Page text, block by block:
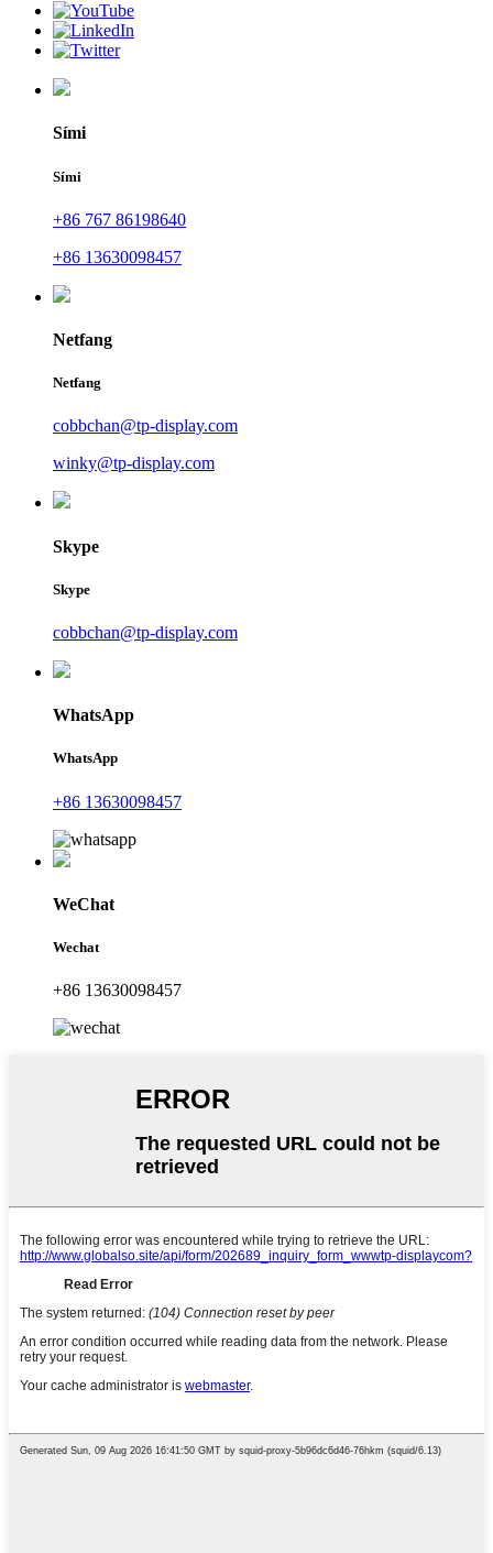
Sími
Sími
+86 767 86198640
+86 13630098457
Netfang
Netfang
cobbchan@tp-display.com
winky@tp-display.com
Skype
Skype
cobbchan@tp-display.com
WhatsApp
WhatsApp
+86 13630098457
WeChat
Wechat
+86 13630098457